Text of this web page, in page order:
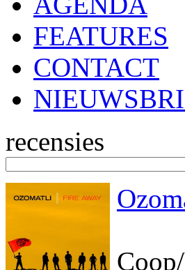
FEATURES
CONTACT
recensies